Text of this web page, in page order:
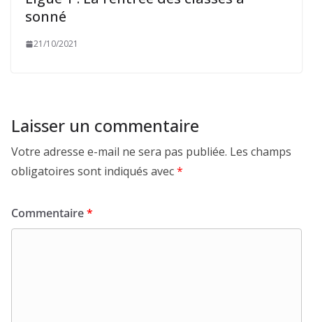
sonné
21/10/2021
Laisser un commentaire
Votre adresse e-mail ne sera pas publiée. Les champs
obligatoires sont indiqués avec*
Commentaire*